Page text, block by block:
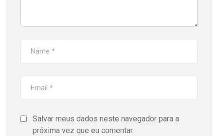
Salvar meus dados neste navegador para a
próxima vez que eu comentar.